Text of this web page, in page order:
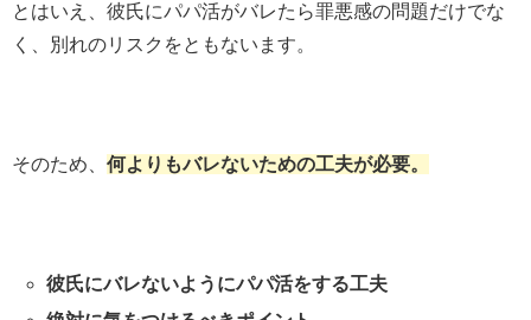
とはいえ、彼氏にパパ活がバレたら罪悪感の問題だけでな
く、別れのリスクをともないます。
そのため、 何よりもバレないための工夫が必要。
彼氏にバレないようにパパ活をする工夫